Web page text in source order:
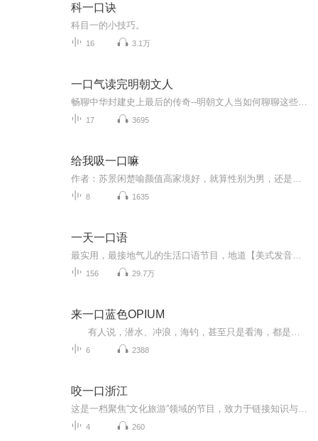
科一口诀
科目一的小技巧。
16 3.1万
一口气读完明朝文人
17 3695
给我吸一口嘛
8 1635
一天一口语
156 29.7万
来一口蓝色OPIUM
6 2388
咬一口浙江
4 260